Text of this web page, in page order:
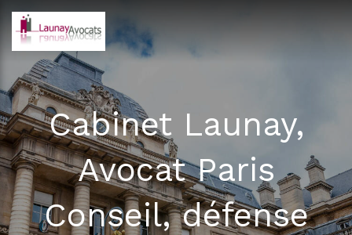
Cabinet Launay,
Avocat Paris
Conseil, défense